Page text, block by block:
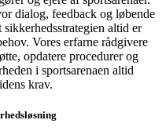
dialog, feedback og løbende
altid er
Vores erfarne rådgivere
opdatere procedurer og
i sportsarenaen altid
krav.